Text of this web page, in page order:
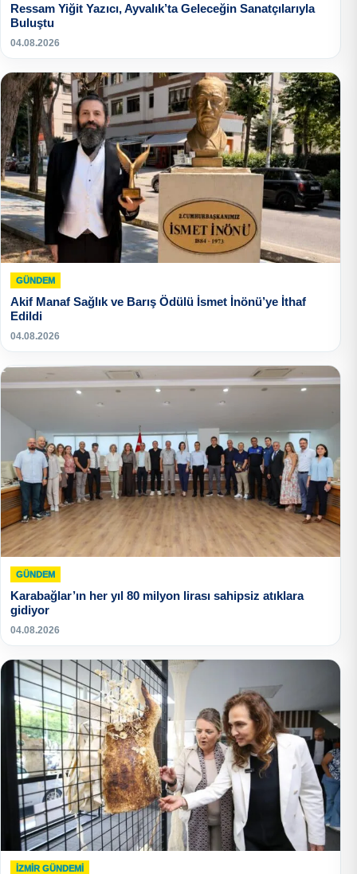
Ressam Yiğit Yazıcı, Ayvalık’ta Geleceğin Sanatçılarıyla
Buluştu
04.08.2026
GÜNDEM
Akif Manaf Sağlık ve Barış Ödülü İsmet İnönü’ye İthaf
Edildi
04.08.2026
GÜNDEM
Karabağlar’ın her yıl 80 milyon lirası sahipsiz atıklara
gidiyor
04.08.2026
İZMIR GÜNDEMI